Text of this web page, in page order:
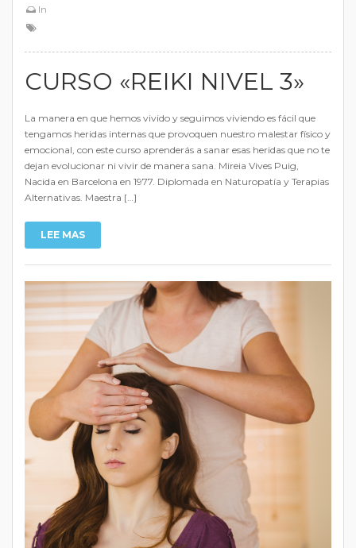
In
CURSO «REIKI NIVEL 3»
La manera en que hemos vivido y seguimos viviendo es fácil que
tengamos heridas internas que provoquen nuestro malestar físico y
emocional, con este curso aprenderás a sanar esas heridas que no te
dejan evolucionar ni vivir de manera sana. Mireia Vives Puig,
Nacida en Barcelona en 1977. Diplomada en Naturopatía y Terapias
Alternativas. Maestra […]
LEE MAS